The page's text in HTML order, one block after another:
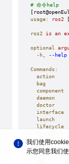
# 命令help
usage:
ros2
ros2 is an
optional
  -h,
--help
Commands:
  action
  bag
  component
  daemon
  doctor
  interface
  launch
  lifecycle
  node
  param
  pkg
我们使用
示您同意我们